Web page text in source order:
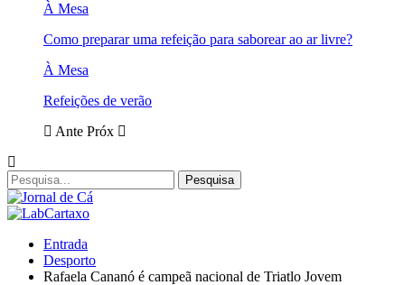
À Mesa
Como preparar uma refeição para saborear ao ar livre?
À Mesa
Refeições de verão
Ante Próx
Entrada
Desporto
Rafaela Cananó é campeã nacional de Triatlo Jovem